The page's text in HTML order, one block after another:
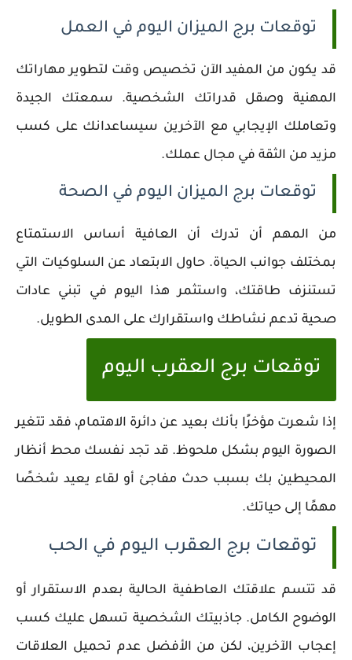
توقعات برج الميزان اليوم في العمل
قد يكون من المفيد الآن تخصيص وقت لتطوير مهاراتك
المهنية وصقل قدراتك الشخصية. سمعتك الجيدة
وتعاملك الإيجابي مع الآخرين سيساعدانك على كسب
مزيد من الثقة في مجال عملك.
توقعات برج الميزان اليوم في الصحة
من المهم أن تدرك أن العافية أساس الاستمتاع
بمختلف جوانب الحياة. حاول الابتعاد عن السلوكيات التي
تستنزف طاقتك، واستثمر هذا اليوم في تبني عادات
صحية تدعم نشاطك واستقرارك على المدى الطويل.
توقعات برج العقرب اليوم
إذا شعرت مؤخرًا بأنك بعيد عن دائرة الاهتمام، فقد تتغير
الصورة اليوم بشكل ملحوظ. قد تجد نفسك محط أنظار
المحيطين بك بسبب حدث مفاجئ أو لقاء يعيد شخصًا
مهمًا إلى حياتك.
توقعات برج العقرب اليوم في الحب
قد تتسم علاقتك العاطفية الحالية بعدم الاستقرار أو
الوضوح الكامل. جاذبيتك الشخصية تسهل عليك كسب
إعجاب الآخرين، لكن من الأفضل عدم تحميل العلاقات